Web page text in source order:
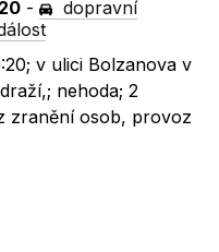
-
dopravní
v ulici Bolzanova v
nehoda; 2
zranění osob, provoz